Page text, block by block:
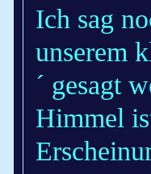
Ich sag
unserem
´ gesagt
Himmel